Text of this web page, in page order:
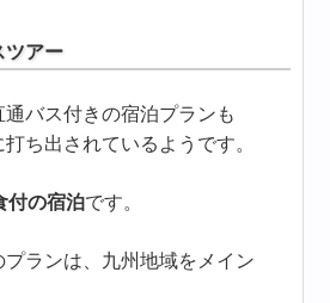
アー
バス付きの宿泊プランも
ち出されているようです。
付の宿泊です。
ランは、九州地域をメイン